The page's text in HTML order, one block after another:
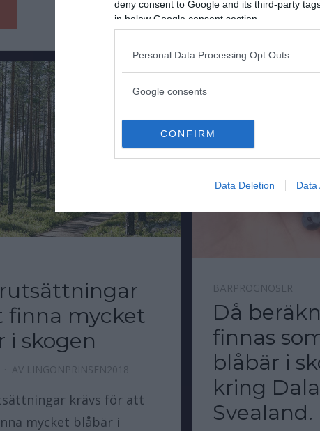
deny consent to Google and its third-party
in below Google consent section.
Personal Data Processing Opt Outs
Google consents
CONFIRM
Data Deletion Data
finna mycket
i skogen
AV LINGONPRINSEN2018
krävs för att
mycket blåbär i
BÄRPROGNOSER
Då
finnas
blåbär i
kring
Svealand.